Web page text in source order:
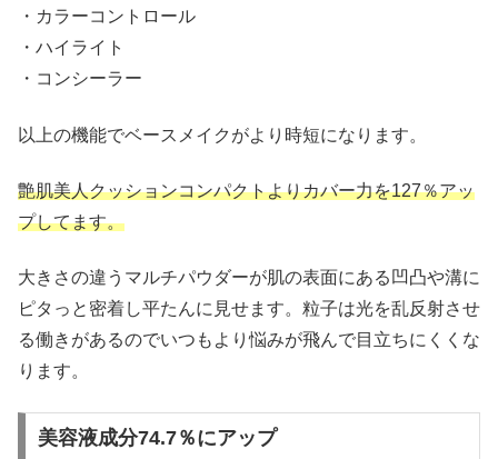
・カラーコントロール
・ハイライト
・コンシーラー
以上の機能でベースメイクがより時短になります。
艶肌美人クッションコンパクトよりカバー力を127％アッ
プしてます。
大きさの違うマルチパウダーが肌の表面にある凹凸や溝に
ピタっと密着し平たんに見せます。粒子は光を乱反射させ
る働きがあるのでいつもより悩みが飛んで目立ちにくくな
ります。
美容液成分74.7％にアップ